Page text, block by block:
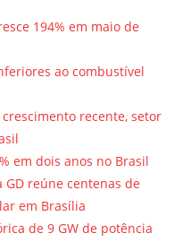
194% em maio de
ao combustível
recente, setor
em dois anos no Brasil
reúne centenas de
em Brasília
de 9 GW de potência